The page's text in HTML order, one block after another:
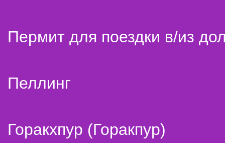
Пермит для поездки в/из
Пеллинг
Горакхпур (Горакпур)